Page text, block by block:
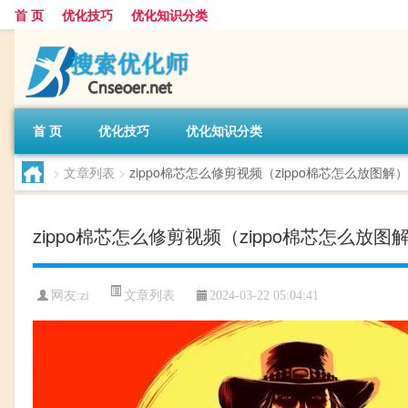
首 页 优化技巧 优化知识分类
首 页 优化技巧 优化知识分类
> 文章列表 > zippo棉芯怎么修剪视频（zippo棉芯怎么放图解）
zippo棉芯怎么修剪视频（zippo棉芯怎么放图
网友:zi 文章列表 2024-03-22 05:04:41